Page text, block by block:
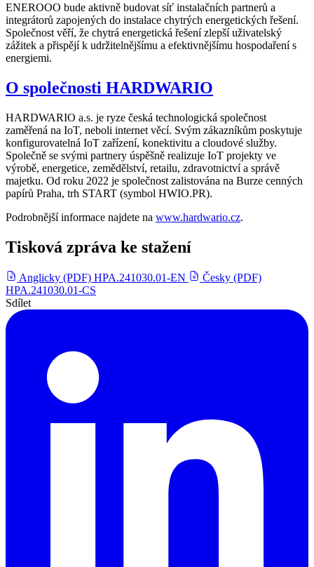
ENEROOO bude aktivně budovat síť instalačních partnerů a
integrátorů zapojených do instalace chytrých energetických řešení.
Společnost věří, že chytrá energetická řešení zlepší uživatelský
zážitek a přispějí k udržitelnějšímu a efektivnějšímu hospodaření s
energiemi.
O společnosti HARDWARIO
HARDWARIO a.s. je ryze česká technologická společnost
zaměřená na IoT, neboli internet věcí. Svým zákazníkům poskytuje
konfigurovatelná IoT zařízení, konektivitu a cloudové služby.
Společně se svými partnery úspěšně realizuje IoT projekty ve
výrobě, energetice, zemědělství, retailu, zdravotnictví a správě
majetku. Od roku 2022 je společnost zalistována na Burze cenných
papírů Praha, trh START (symbol HWIO.PR).
Podrobnější informace najdete na www.hardwario.cz.
Tisková zpráva ke stažení
Anglicky (PDF) HPA.241030.01-EN
Česky (PDF)
HPA.241030.01-CS
Sdílet